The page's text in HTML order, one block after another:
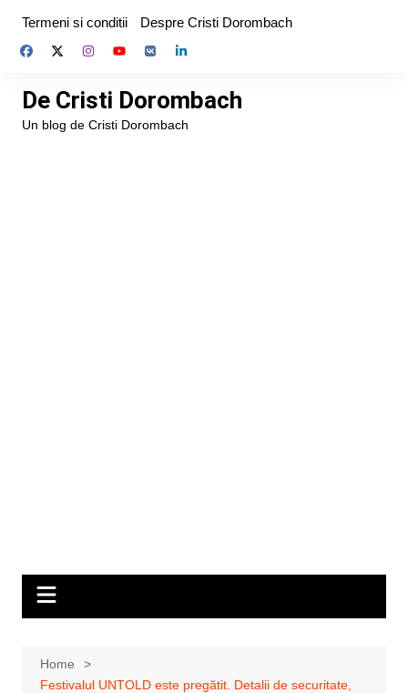
content
Termeni si conditii Despre Cristi Dorombach
De Cristi Dorombach
Un blog de Cristi Dorombach
Home
Festivalul UNTOLD este pregătit. Detalii de securitate,